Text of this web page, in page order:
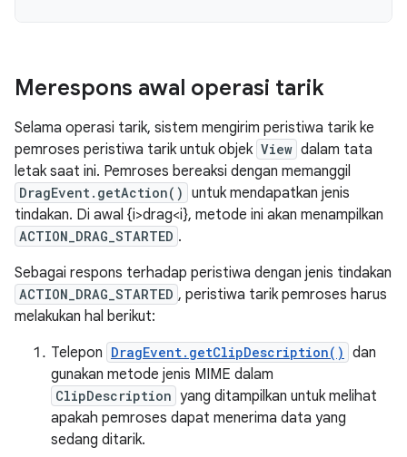
Merespons awal operasi tarik
Selama operasi tarik, sistem mengirim peristiwa tarik ke
pemroses peristiwa tarik untuk objek View dalam tata
letak saat ini. Pemroses bereaksi dengan memanggil
DragEvent.getAction() untuk mendapatkan jenis
tindakan. Di awal {i>drag<i}, metode ini akan menampilkan
ACTION_DRAG_STARTED .
Sebagai respons terhadap peristiwa dengan jenis tindakan
ACTION_DRAG_STARTED , peristiwa tarik pemroses harus
melakukan hal berikut:
Telepon DragEvent.getClipDescription() dan
gunakan metode jenis MIME dalam
ClipDescription yang ditampilkan untuk melihat
apakah pemroses dapat menerima data yang
sedang ditarik.